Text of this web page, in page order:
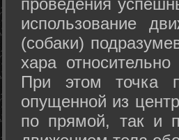
проведения
использование
(собаки)
хара
При этом точка
опущенной из
по прямой, так и